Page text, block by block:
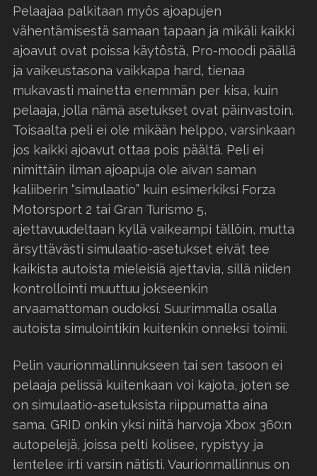
Pelaajaa palkitaan myös ajoapujen
vähentämisestä samaan tapaan ja mikäli kaikki
ajoavut ovat poissa käytöstä, Pro-moodi päällä
ja vaikeustasona vaikkapa hard, tienaa
mukavasti mainetta enemmän per kisa, kuin
pelaaja, jolla nämä asetukset ovat päinvastoin.
Toisaalta peli ei ole mikään helppo, varsinkaan
jos kaikki ajoavut ottaa pois päältä. Peli ei
nimittäin ilman ajoapuja ole aivan saman
kaliiberin “simulaatio” kuin esimerkiksi Forza
Motorsport 2 tai Gran Turismo 5,
ajettavuudeltaan kyllä vaikeampi tällöin, mutta
ärsyttävästi simulaatio-asetukset eivät tee
kaikista autoista mieleisiä ajettavia, sillä niiden
kontrollointi muuttuu jokseenkin
arvaamattoman oudoksi. Suurimmalla osalla
autoista simulointikin kuitenkin onneksi toimii.
Pelin vaurionmallinnukseen tai sen tasoon ei
pelaaja pelissä kuitenkaan voi kajota, joten se
on simulaatio-asetuksista riippumatta aina
sama. GRID onkin yksi niitä harvoja Xbox 360:n
autopelejä, joissa pelti kolisee, rypistyy ja
lentelee irti varsin nätisti. Vaurionmallinnus on